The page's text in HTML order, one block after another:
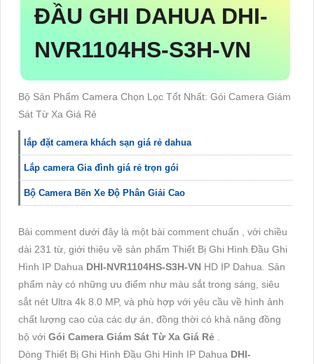
ĐẦU GHI DAHUA DHI-
NVR1104HS-S3H-VN
Bộ Sản Phẩm Camera Chọn Lọc Tốt Nhất: Gói Camera Giám
Sát Từ Xa Giá Rẻ
lắp đặt camera khách sạn giá rẻ dahua
Lắp camera Gia đình giá rẻ trọn gói
Bộ Camera Bến Xe Độ Phân Giải Cao
Bài comment dưới đây là một bài comment chuẩn , với chiều
dài 231 từ, giới thiệu về sản phẩm Thiết Bị Ghi Hình Đầu Ghi
Hình IP Dahua DHI-NVR1104HS-S3H-VN HD IP Dahua. Sản
phẩm này có những ưu điểm như màu sắt trong sáng, siêu
sắt nét Ultra 4k 8.0 MP, và phù hợp với yêu cầu về hình ảnh
chất lượng cao của các dự án, đồng thời có khả năng đồng
bộ với Gói Camera Giám Sát Từ Xa Giá Rẻ .
Dòng Thiết Bị Ghi Hình Đầu Ghi Hình IP Dahua DHI-